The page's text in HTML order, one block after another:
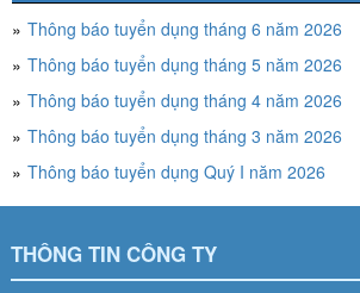
Thông báo tuyển dụng tháng 6 năm 2026
Thông báo tuyển dụng tháng 5 năm 2026
Thông báo tuyển dụng tháng 4 năm 2026
Thông báo tuyển dụng tháng 3 năm 2026
Thông báo tuyển dụng Quý I năm 2026
THÔNG TIN CÔNG TY